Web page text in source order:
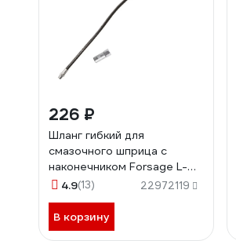
226 ₽
Шланг гибкий для
смазочного шприца с
наконечником Forsage L-
500мм F-78068 51257
4.9(13) 22972119
В корзину